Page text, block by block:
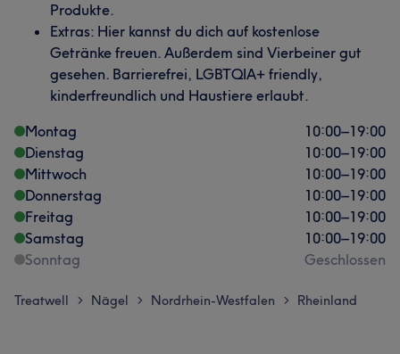
Produkte.
Extras: Hier kannst du dich auf kostenlose
Getränke freuen. Außerdem sind Vierbeiner gut
gesehen. Barrierefrei, LGBTQIA+ friendly,
kinderfreundlich und Haustiere erlaubt.
Montag
10:00–19:00
Dienstag
10:00–19:00
Mittwoch
10:00–19:00
Donnerstag
10:00–19:00
Freitag
10:00–19:00
Samstag
10:00–19:00
Sonntag
Geschlossen
Treatwell > Nägel > Nordrhein-Westfalen > Rheinland